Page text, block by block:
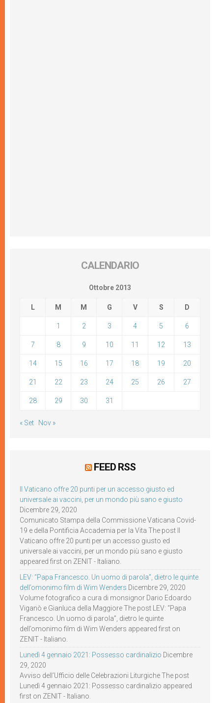
CALENDARIO
Ottobre 2013
L M M G V S D
1 2 3 4 5 6
7 8 9 10 11 12 13
14 15 16 17 18 19 20
21 22 23 24 25 26 27
28 29 30 31
« Set Nov »
FEED RSS
Il Vaticano offre 20 punti per un accesso giusto ed
universale ai vaccini, per un mondo più sano e giusto
Dicembre 29, 2020
Comunicato Stampa della Commissione Vaticana Covid-
19 e della Pontificia Accademia per la Vita The post Il
Vaticano offre 20 punti per un accesso giusto ed
universale ai vaccini, per un mondo più sano e giusto
appeared first on ZENIT - Italiano.
LEV: “Papa Francesco. Un uomo di parola”, dietro le quinte
dell’omonimo film di Wim Wenders Dicembre 29, 2020
Volume fotografico a cura di monsignor Dario Edoardo
Viganò e Gianluca della Maggiore The post LEV: “Papa
Francesco. Un uomo di parola”, dietro le quinte
dell’omonimo film di Wim Wenders appeared first on
ZENIT - Italiano.
Lunedì 4 gennaio 2021: Possesso cardinalizio Dicembre
29, 2020
Avviso dell’Ufficio delle Celebrazioni Liturgiche The post
Lunedì 4 gennaio 2021: Possesso cardinalizio appeared
first on ZENIT - Italiano.